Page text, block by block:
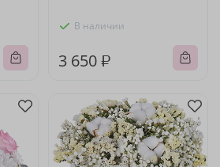
В наличии
3 650 ₽